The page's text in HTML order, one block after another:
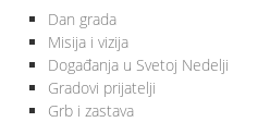
Dan grada
Misija i vizija
Događanja u Svetoj Nedelji
Gradovi prijatelji
Grb i zastava